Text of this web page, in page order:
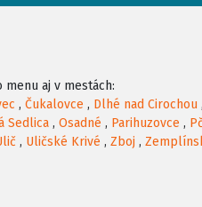
aj v mestách:
, Čukalovce , Dlhé nad Cirochou ,
Sedlica , Osadné , Parihuzovce ,
, Uličské Krivé , Zboj ,